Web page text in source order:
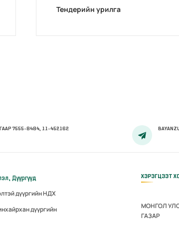
Тендерийн урилга
7555-8484, 11-452162
Дүүргүүд
дүүргийн НДХ
дүүргийн
ХЭРЭГЦЭЭТ
МОНГОЛ
ГАЗАР